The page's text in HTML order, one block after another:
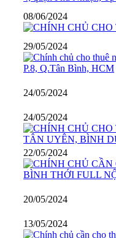
08/06/2024
29/05/2024
24/05/2024
24/05/2024
22/05/2024
20/05/2024
13/05/2024